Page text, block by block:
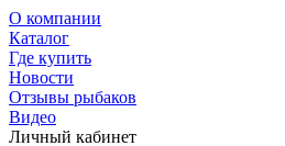
О компании
Каталог
Где купить
Новости
Отзывы рыбаков
Видео
Личный кабинет